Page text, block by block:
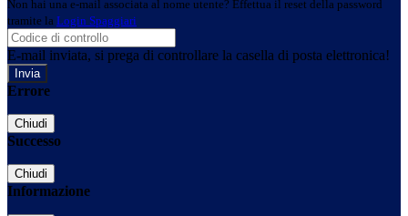
Non hai una e-mail associata al nome utente? Effettua il reset della password
tramite la Login Spaggiari
E-mail inviata, si prega di controllare la casella di posta elettronica!
Errore
Chiudi
Successo
Chiudi
Informazione